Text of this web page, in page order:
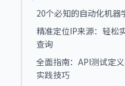
20个必知的自动化机器
精准定位IP来源：轻松
查询
全面指南：API测试定
实践技巧